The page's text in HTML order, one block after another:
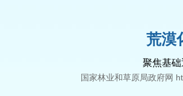
荒漠
聚焦基
国家林业和草原局政府网